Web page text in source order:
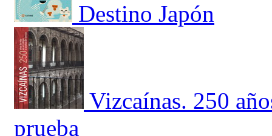
Destino Japón
Vizcaínas. 250
prueba